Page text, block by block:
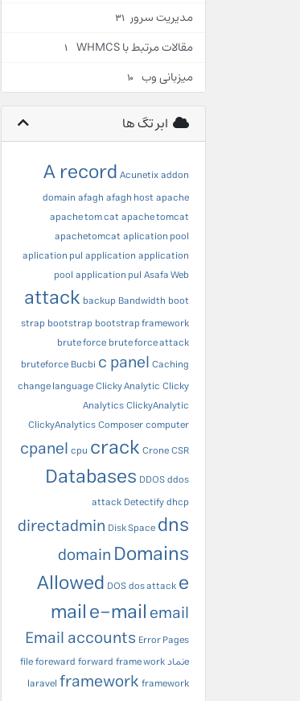
مدیریت سرور 31
مقالات مرتبط با WHMCS 1
میزبانی وب 10
ابر تگ ها
A recordAcunetixaddon
domainafaghafagh hostapache
apache tom catapache tomcat
apachetomcataplication pool
aplication pulapplicationapplication
poolapplication pulAsafa Web
attack backup Bandwidth boot
strap bootstrap bootstrap framework
brute forcebrute force attack
bruteforceBucbi c panelCaching
change languageClicky AnalyticClicky
AnalyticsClickyAnalytic
ClickyAnalyticsComposercomputer
cpanelcpu crackCroneCSR
Databases DDOSddos
attackDetectifydhcp
directadmin Disk Spacedns
domainDomains
Allowed DOSdos attacke
maile-mailemail
Email accounts Error Pages
eنماد
fileforewardforwardframe work
laravelframeworkframework